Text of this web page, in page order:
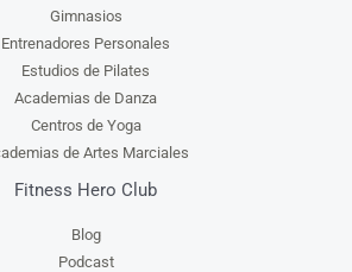
Gimnasios
Entrenadores Personales
Estudios de Pilates
Academias de Danza
Centros de Yoga
de Artes Marciales
Fitness Hero Club
Blog
Podcast